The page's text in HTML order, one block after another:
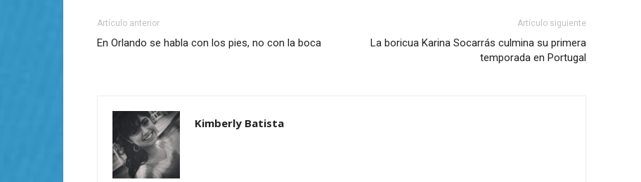
Artículo anterior
En Orlando se habla con los pies, no con la boca
Artículo siguiente
La boricua Karina Socarrás culmina su primera
temporada en Portugal
Kimberly Batista